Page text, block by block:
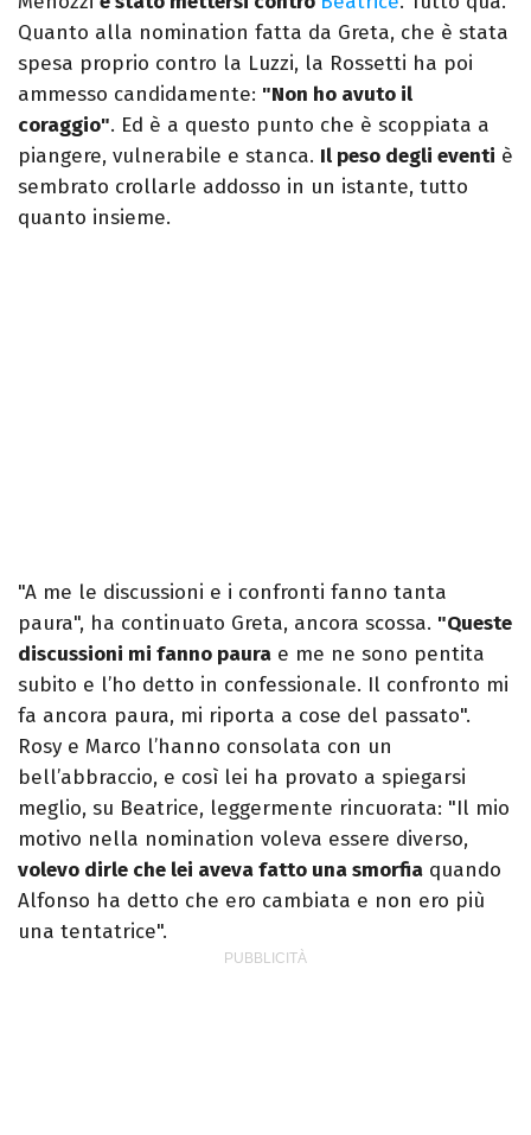
Quanto alla nomination fatta da Greta, che è stata
spesa proprio contro la Luzzi, la Rossetti ha poi
ammesso candidamente: "Non ho avuto il
coraggio". Ed è a questo punto che è scoppiata a
piangere, vulnerabile e stanca. Il peso degli eventi è
sembrato crollarle addosso in un istante, tutto
quanto insieme.
"A me le discussioni e i confronti fanno tanta
paura", ha continuato Greta, ancora scossa. "Queste
discussioni mi fanno paura e me ne sono pentita
subito e l’ho detto in confessionale. Il confronto mi
fa ancora paura, mi riporta a cose del passato".
Rosy e Marco l’hanno consolata con un
bell’abbraccio, e così lei ha provato a spiegarsi
meglio, su Beatrice, leggermente rincuorata: "Il mio
motivo nella nomination voleva essere diverso,
volevo dirle che lei aveva fatto una smorfia quando
Alfonso ha detto che ero cambiata e non ero più
una tentatrice".